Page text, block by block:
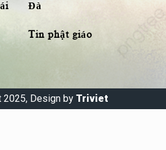
Đà
Tin phật giáo
Design by Triviet